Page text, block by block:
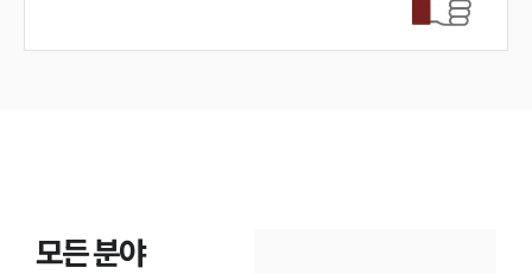
모든 분야